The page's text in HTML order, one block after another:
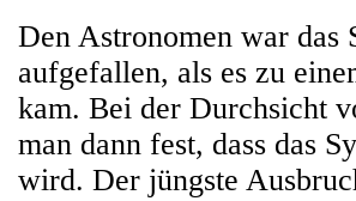
Den Astronomen war das
aufgefallen, als es zu
kam. Bei der Durchsicht
man dann fest, dass das
wird. Der jüngste